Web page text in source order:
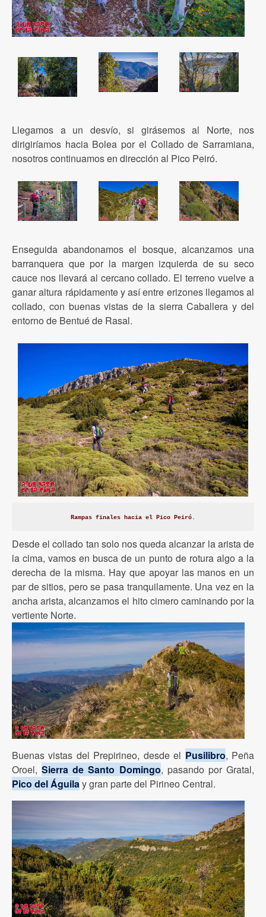
Llegamos a un desvío, si girásemos al Norte, nos
dirigiríamos hacia Bolea por el Collado de Sarramiana,
nosotros continuamos en dirección al Pico Peiró.
Enseguida abandonamos el bosque, alcanzamos una
barranquera que por la margen izquierda de su seco
cauce nos llevará al cercano collado. El terreno vuelve a
ganar altura rápidamente y así entre erizones llegamos al
collado, con buenas vistas de la sierra Caballera y del
entorno de Bentué de Rasal.
Rampas finales hacia el Pico Peiró.
Desde el collado tan solo nos queda alcanzar la arista de
la cima, vamos en busca de un punto de rotura algo a la
derecha de la misma. Hay que apoyar las manos en un
par de sitios, pero se pasa tranquilamente. Una vez en la
ancha arista, alcanzamos el hito cimero caminando por la
vertiente Norte.
Buenas vistas del Prepirineo, desde el Pusilibro, Peña
Oroel,Sierra de Santo Domingo, pasando por Gratal,
Pico del Águilay gran parte del Pirineo Central.